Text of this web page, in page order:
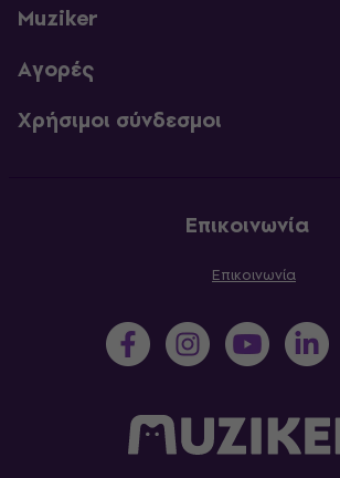
Muziker
Αγορές
Χρήσιμοι σύνδεσμοι
Επικοινωνία
Επικοινωνία